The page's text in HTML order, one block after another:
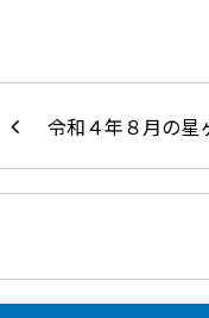
令和４年８月の